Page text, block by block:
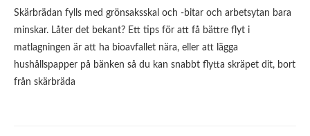
Skärbrädan fylls med grönsaksskal och -bitar och arbetsytan bara
minskar. Låter det bekant? Ett tips för att få bättre flyt i
matlagningen är att ha bioavfallet nära, eller att lägga
hushållspapper på bänken så du kan snabbt flytta skräpet dit, bort
från skärbräda